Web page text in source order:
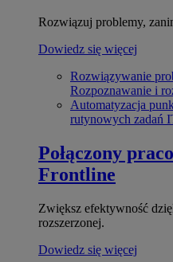
Rozwiązuj problemy,
Dowiedz się więcej
Rozwiązywanie
Rozpoznawanie i
Automatyzacja
rutynowych zadań
Połączony
Frontline
Zwiększ efektywność
rozszerzonej.
Dowiedz się więcej